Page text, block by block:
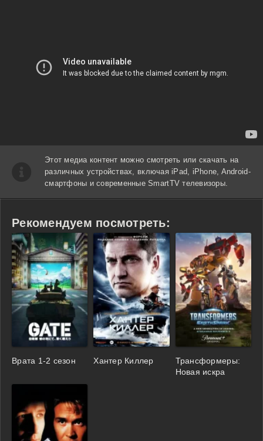
Этот медиа контент можно смотреть или скачать на
различных устройствах, включая iPad, iPhone, Android-
смартфоны и современные SmartTV телевизоры.
Рекомендуем посмотреть:
Врата 1-2 сезон Хантер Киллер
Трансформеры:
Новая искра